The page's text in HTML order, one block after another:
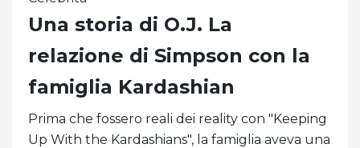
Una storia di O.J. La
relazione di Simpson con la
famiglia Kardashian
Prima che fossero reali dei reality con "Keeping
Up With the Kardashians", la famiglia aveva una